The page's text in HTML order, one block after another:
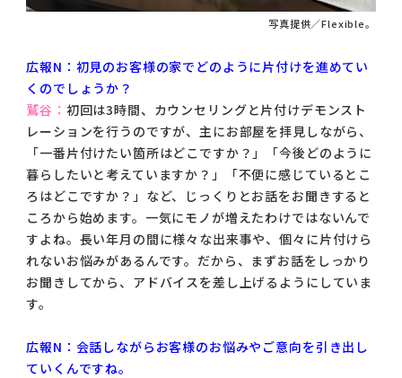
写真提供／Flexible。
広報N：初見のお客様の家でどのように片付けを進めてい
くのでしょうか？
鷲谷： 初回は3時間、カウンセリングと片付けデモンスト
レーションを行うのですが、主にお部屋を拝見しながら、
「一番片付けたい箇所はどこですか？」「今後どのように
暮らしたいと考えていますか？」「不便に感じているとこ
ろはどこですか？」など、じっくりとお話をお聞きすると
ころから始めます。一気にモノが増えたわけではないんで
すよね。長い年月の間に様々な出来事や、個々に片付けら
れないお悩みがあるんです。だから、まずお話をしっかり
お聞きしてから、アドバイスを差し上げるようにしていま
す。
広報N：会話しながらお客様のお悩みやご意向を引き出し
ていくんですね。